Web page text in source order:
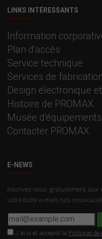
LINKS INTÉRESSANTS
Information
Plan d'accès
Service technique
Services de
Design électronique
Histoire de PROMAX
Musée d'équipements
Contacter PROMAX
E-NEWS
Inscrivez-vous gratuitement aux
votre boîte e-mails nos
J'ai lu et accepté la Politique de